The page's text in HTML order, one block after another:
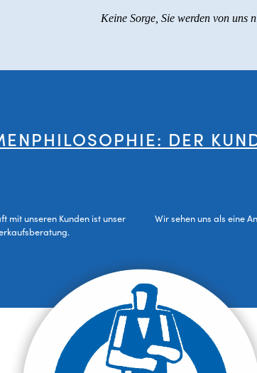
Keine Sorge, Sie werden von uns
DER
mit unseren Kunden ist unser
Wir sehen uns als eine